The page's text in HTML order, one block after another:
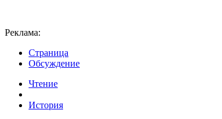
Реклама:
Страница
Обсуждение
Чтение
История